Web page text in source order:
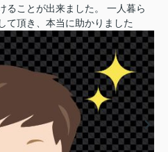
ることが出来ました。 一人暮ら
て頂き、本当に助かりました